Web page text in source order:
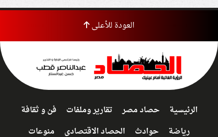
العودة للأعلى
الرئيسية حصاد مصر تقارير وملفات
فن و ثقافة
رياضة
حوادث الحصاد الاقتصادى منوعات